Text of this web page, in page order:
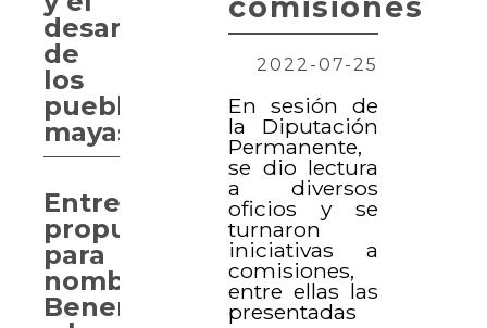
2022-07-25
En sesión de
la Diputación
Permanente,
se dio lectura
a diversos
oficios y se
turnaron
iniciativas a
comisiones,
entre ellas las
presentadas
desarrollo
de
los
pueblos
mayas
Entregan
propuesta
para
nombrar
Benemérita